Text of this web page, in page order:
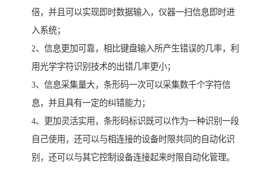
倍，并且可以实现即时数据输入，仪器一扫信息即时进
入系统；
2、信息更加可靠，相比键盘输入所产生错误的几率，利
用光学字符识别技术的出错几率更小；
3、信息采集量大，条形码一次可以采集数千个字符信
息，并且具有一定的纠错能力；
4、更加灵活实用，条形码标识既可以作为一种识别一段
自己使用，还可以与相连接的设备时限共同的自动化识
别，还可以与其它控制设备连接起来时限自动化管理。